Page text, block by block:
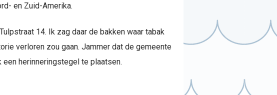
en Zuid-Amerika.
14. Ik zag daar de bakken waar tabak
verloren zou gaan. Jammer dat de gemeente
herinneringstegel te plaatsen.